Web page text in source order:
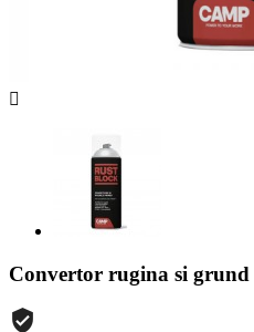

Convertor rugina si